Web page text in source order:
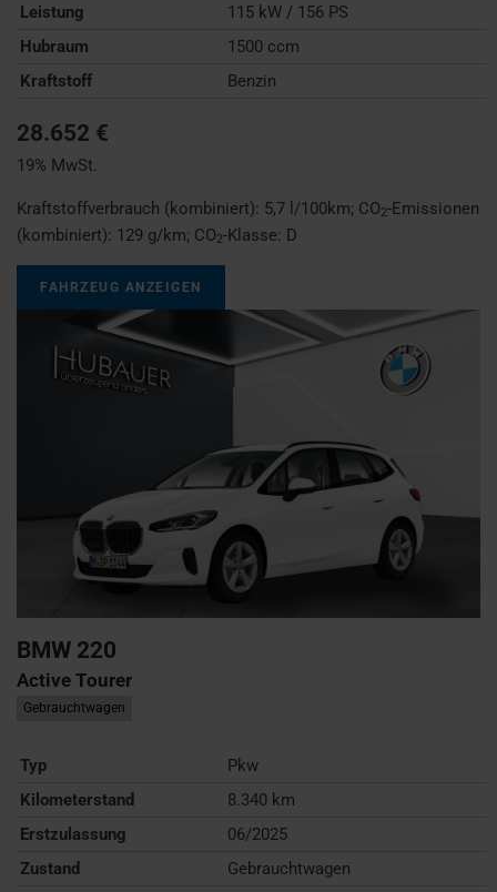
Leistung
115 kW / 156 PS
Hubraum
1500 ccm
Kraftstoff
Benzin
28.652 €
19% MwSt.
Kraftstoffverbrauch (kombiniert): 5,7 l/100km; CO2-Emissionen
(kombiniert): 129 g/km; CO2-Klasse: D
FAHRZEUG ANZEIGEN
BMW 220
Active Tourer
Gebrauchtwagen
Typ
Pkw
Kilometerstand
8.340 km
Erstzulassung
06/2025
Zustand
Gebrauchtwagen